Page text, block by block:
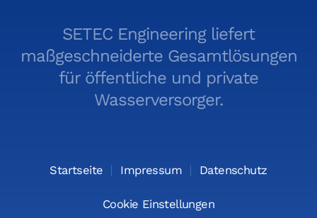
SETEC Engineering liefert
maßgeschneiderte Gesamtlösungen
für öffentliche und private
Wasserversorger.
Startseite Impressum Datenschutz
Cookie Einstellungen